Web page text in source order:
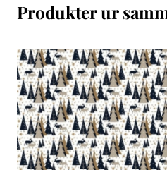
Produkter ur